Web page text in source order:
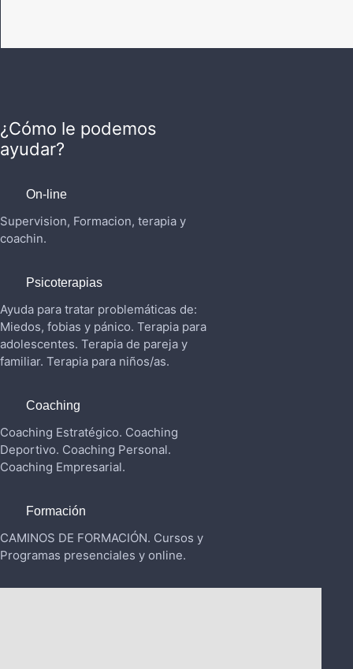
¿Cómo le podemos
ayudar?
On-line
Supervision, Formacion, terapia y
coachin.
Psicoterapias
Ayuda para tratar problemáticas de:
Miedos, fobias y pánico. Terapia para
adolescentes. Terapia de pareja y
familiar. Terapia para niños/as.
Coaching
Coaching Estratégico. Coaching
Deportivo. Coaching Personal.
Coaching Empresarial.
Formación
CAMINOS DE FORMACIÓN. Cursos y
Programas presenciales y online.